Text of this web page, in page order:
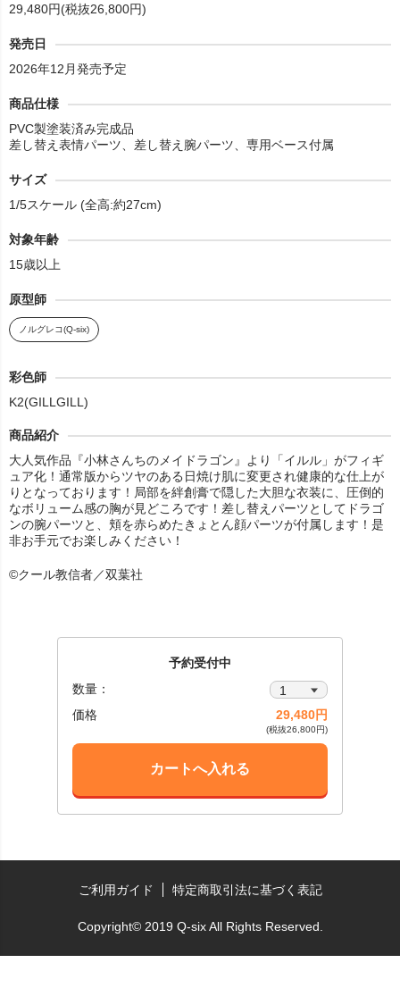
29,480円(税抜26,800円)
発売日
2026年12月発売予定
商品仕様
PVC製塗装済み完成品
差し替え表情パーツ、差し替え腕パーツ、専用ベース付属
サイズ
1/5スケール (全高:約27cm)
対象年齢
15歳以上
原型師
ノルグレコ(Q-six)
彩色師
K2(GILLGILL)
商品紹介
大人気作品『小林さんちのメイドラゴン』より「イルル」がフィギ
ュア化！通常版からツヤのある日焼け肌に変更され健康的な仕上が
りとなっております！局部を絆創膏で隠した大胆な衣装に、圧倒的
なボリューム感の胸が見どころです！差し替えパーツとしてドラゴ
ンの腕パーツと、頬を赤らめたきょとん顔パーツが付属します！是
非お手元でお楽しみください！
©クール教信者／双葉社
予約受付中
価格 29,480円
(税抜26,800円)
数量：
カートへ入れる
ご利用ガイド 特定商取引法に基づく表記
Copyright© 2019 Q-six All Rights Reserved.